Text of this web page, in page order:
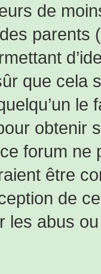
de
parents
que cela
obtenir
forum
être
de
les abus